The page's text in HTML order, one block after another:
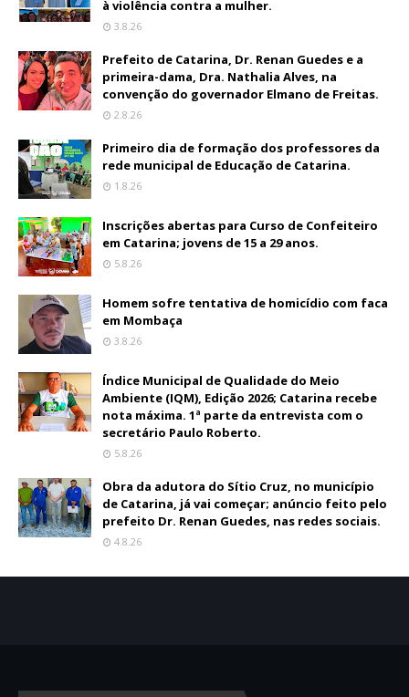
à violência contra a mulher.
3.8.26
Prefeito de Catarina, Dr. Renan Guedes e a
primeira-dama, Dra. Nathalia Alves, na
convenção do governador Elmano de Freitas.
2.8.26
Primeiro dia de formação dos professores da
rede municipal de Educação de Catarina.
1.8.26
Inscrições abertas para Curso de Confeiteiro
em Catarina; jovens de 15 a 29 anos.
5.8.26
Homem sofre tentativa de homicídio com faca
em Mombaça
3.8.26
Índice Municipal de Qualidade do Meio
Ambiente (IQM), Edição 2026; Catarina recebe
nota máxima. 1ª parte da entrevista com o
secretário Paulo Roberto.
5.8.26
Obra da adutora do Sítio Cruz, no município
de Catarina, já vai começar; anúncio feito pelo
prefeito Dr. Renan Guedes, nas redes sociais.
4.8.26